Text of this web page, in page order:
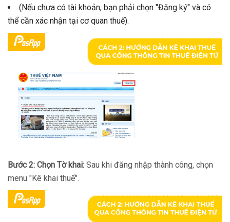
(Nếu chưa có tài khoản, bạn phải chọn "Đăng ký" và có
thể cần xác nhận tại cơ quan thuế).
Bước 2: Chọn Tờ khai: Sau khi đăng nhập thành công, chọn
menu "Kê khai thuế".